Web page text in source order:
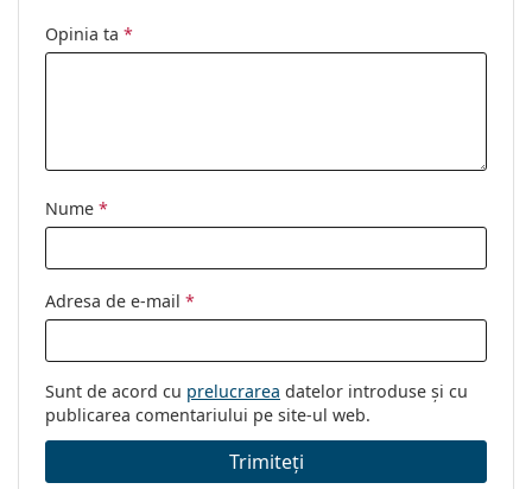
Sport:
Opinia ta *
Nume *
Adresa de e-mail *
Sunt de acord cu prelucrarea datelor introduse și cu
publicarea comentariului pe site-ul web.
Trimiteți